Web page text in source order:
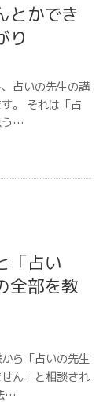
とかでき
り
占いの先生の講
。 それは「占
う…
「占い
全部を教
ら「占いの先生
ん」と相談され
…